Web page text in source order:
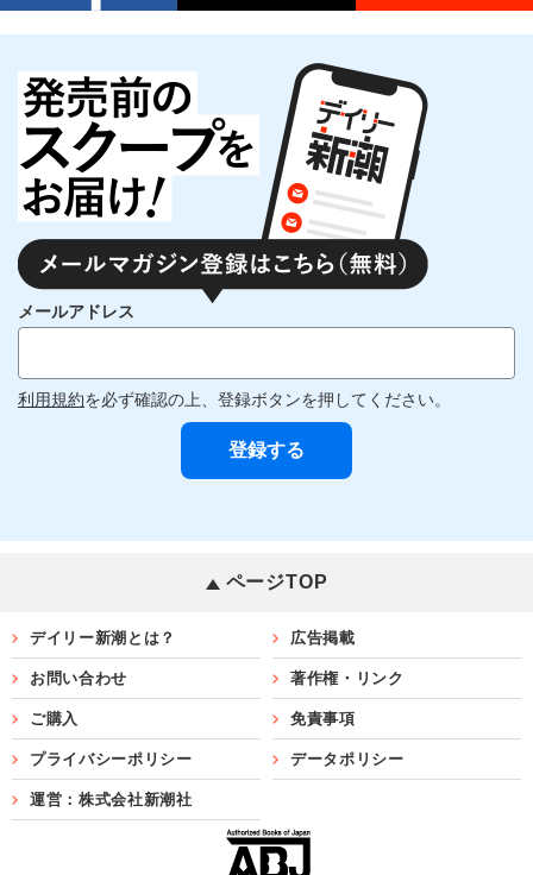
メールアドレス
利用規約を必ず確認の上、登録ボタンを押してください。
ページTOP
デイリー新潮とは？ 広告掲載
お問い合わせ 著作権・リンク
ご購入 免責事項
プライバシーポリシー データポリシー
運営：株式会社新潮社